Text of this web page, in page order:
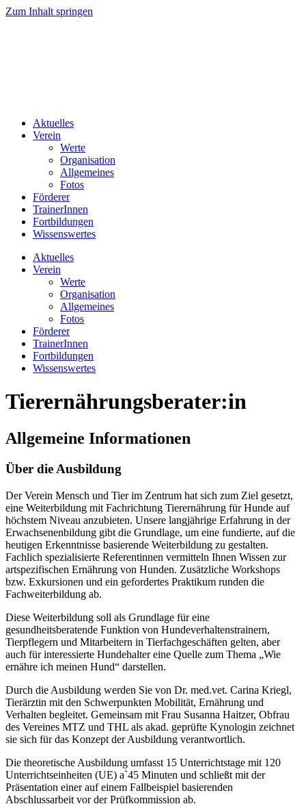
Zum Inhalt springen
Aktuelles
Verein
Werte
Organisation
Allgemeines
Fotos
Förderer
TrainerInnen
Fortbildungen
Wissenswertes
Aktuelles
Verein
Werte
Organisation
Allgemeines
Fotos
Förderer
TrainerInnen
Fortbildungen
Wissenswertes
Tierernährungsberater:in
Allgemeine Informationen
Über die Ausbildung
Der Verein Mensch und Tier im Zentrum hat sich zum Ziel gesetzt,
eine Weiterbildung mit Fachrichtung Tierernährung für Hunde auf
höchstem Niveau anzubieten. Unsere langjährige Erfahrung in der
Erwachsenenbildung gibt die Grundlage, um eine fundierte, auf die
heutigen Erkenntnisse basierende Weiterbildung zu gestalten.
Fachlich spezialisierte Referentinnen vermitteln Ihnen Wissen zur
artspezifischen Ernährung von Hunden. Zusätzliche Workshops
bzw. Exkursionen und ein gefordertes Praktikum runden die
Fachweiterbildung ab.
Diese Weiterbildung soll als Grundlage für eine
gesundheitsberatende Funktion von Hundeverhaltenstrainern,
Tierpflegern und Mitarbeitern in Tierfachgeschäften gelten, aber
auch für interessierte Hundehalter eine Quelle zum Thema „Wie
ernähre ich meinen Hund“ darstellen.
Durch die Ausbildung werden Sie von Dr. med.vet. Carina Kriegl,
Tierärztin mit den Schwerpunkten Mobilität, Ernährung und
Verhalten begleitet. Gemeinsam mit Frau Susanna Haitzer, Obfrau
des Vereines MTZ und THL als akad. geprüfte Kynologin zeichnet
sie sich für das Konzept der Ausbildung verantwortlich.
Die theoretische Ausbildung umfasst 15 Unterrichtstage mit 120
Unterrichtseinheiten (UE) a`45 Minuten und schließt mit der
Präsentation einer auf einem Fallbeispiel basierenden
Abschlussarbeit vor der Prüfkommission ab.